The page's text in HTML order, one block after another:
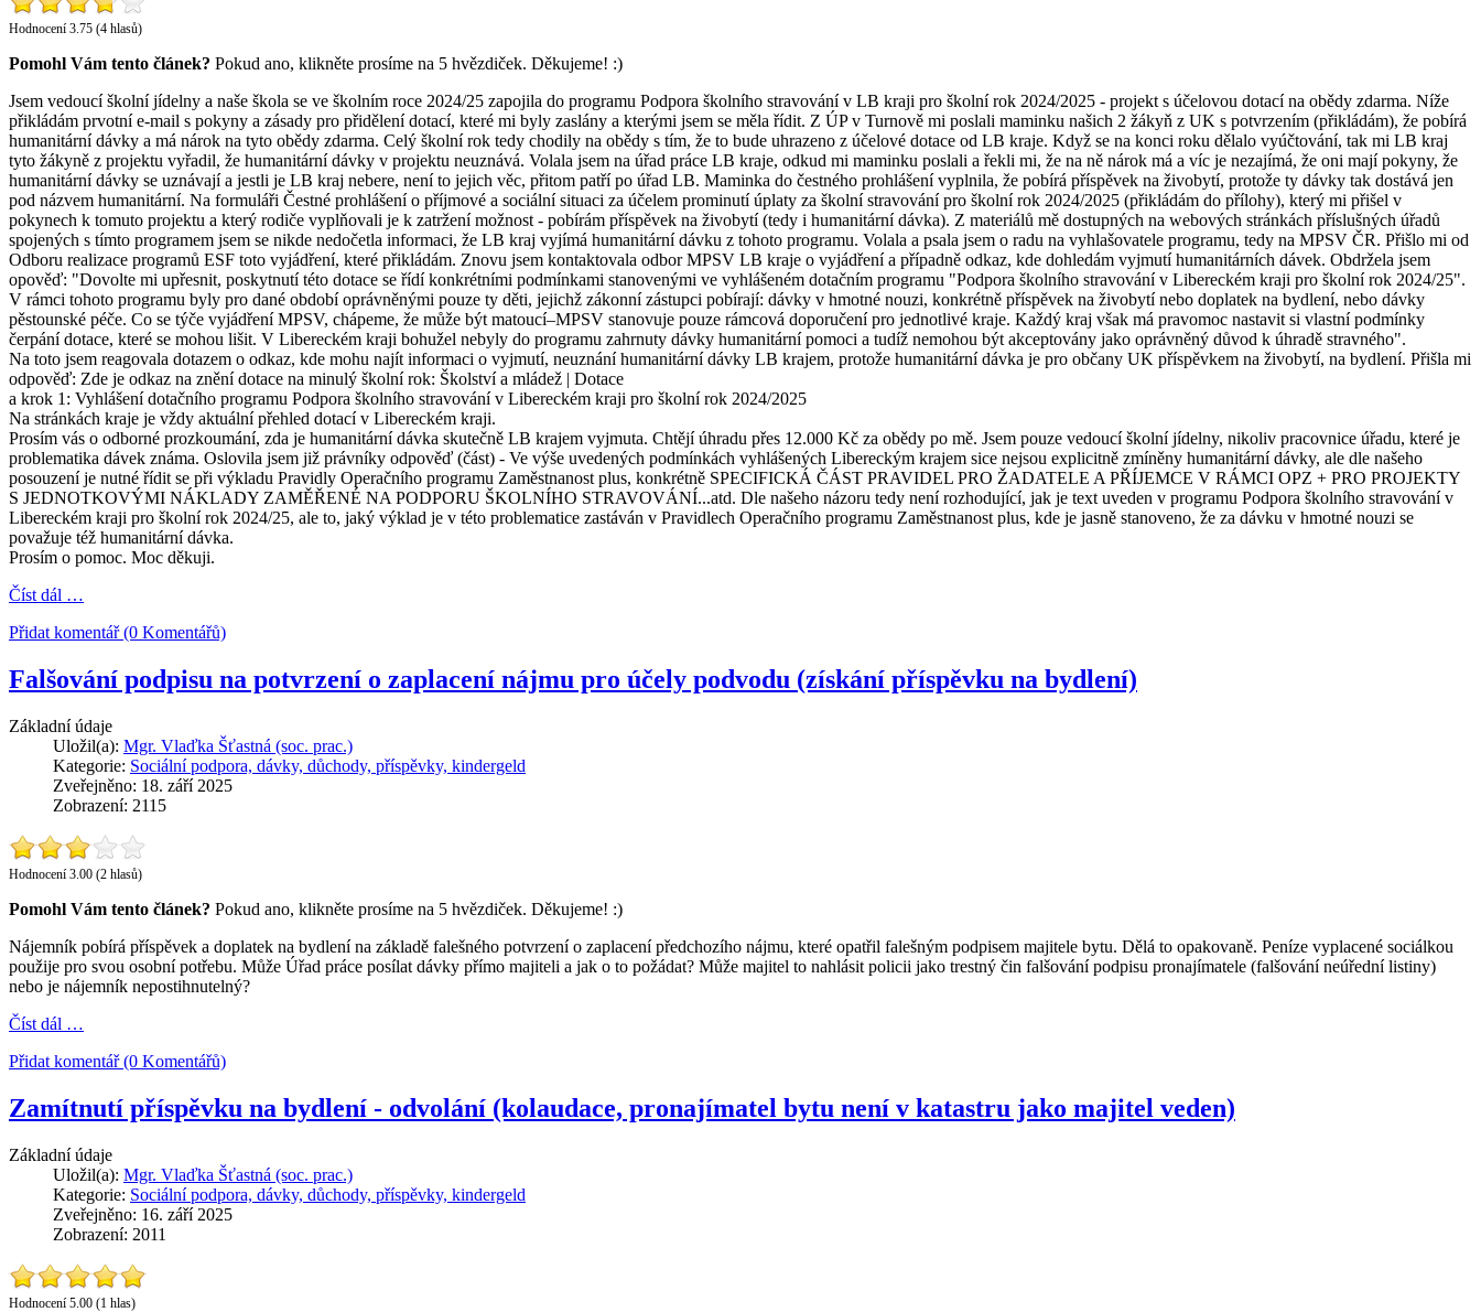
Hodnocení 3.75 (4 hlasů)
Pomohl Vám tento článek? Pokud ano, klikněte prosíme na 5 hvězdiček. Děkujeme! :)
Jsem vedoucí školní jídelny a naše škola se ve školním roce 2024/25 zapojila do programu Podpora školního stravování v LB kraji pro školní rok 2024/2025 - projekt s účelovou dotací na obědy zdarma. Níže
přikládám prvotní e-mail s pokyny a zásady pro přidělení dotací, které mi byly zaslány a kterými jsem se měla řídit. Z ÚP v Turnově mi poslali maminku našich 2 žákyň z UK s potvrzením (přikládám), že pobírá
humanitární dávky a má nárok na tyto obědy zdarma. Celý školní rok tedy chodily na obědy s tím, že to bude uhrazeno z účelové dotace od LB kraje. Když se na konci roku dělalo vyúčtování, tak mi LB kraj
tyto žákyně z projektu vyřadil, že humanitární dávky v projektu neuznává. Volala jsem na úřad práce LB kraje, odkud mi maminku poslali a řekli mi, že na ně nárok má a víc je nezajímá, že oni mají pokyny, že
humanitární dávky se uznávají a jestli je LB kraj nebere, není to jejich věc, přitom patří po úřad LB. Maminka do čestného prohlášení vyplnila, že pobírá příspěvek na živobytí, protože ty dávky tak dostává jen
pod názvem humanitární. Na formuláři Čestné prohlášení o příjmové a sociální situaci za účelem prominutí úplaty za školní stravování pro školní rok 2024/2025 (přikládám do přílohy), který mi přišel v
pokynech k tomuto projektu a který rodiče vyplňovali je k zatržení možnost - pobírám příspěvek na živobytí (tedy i humanitární dávka). Z materiálů mě dostupných na webových stránkách příslušných úřadů
spojených s tímto programem jsem se nikde nedočetla informaci, že LB kraj vyjímá humanitární dávku z tohoto programu. Volala a psala jsem o radu na vyhlašovatele programu, tedy na MPSV ČR. Přišlo mi od
Odboru realizace programů ESF toto vyjádření, které přikládám. Znovu jsem kontaktovala odbor MPSV LB kraje o vyjádření a případně odkaz, kde dohledám vyjmutí humanitárních dávek. Obdržela jsem
opověď: "Dovolte mi upřesnit, poskytnutí této dotace se řídí konkrétními podmínkami stanovenými ve vyhlášeném dotačním programu "Podpora školního stravování v Libereckém kraji pro školní rok 2024/25".
V rámci tohoto programu byly pro dané období oprávněnými pouze ty děti, jejichž zákonní zástupci pobírají: dávky v hmotné nouzi, konkrétně příspěvek na živobytí nebo doplatek na bydlení, nebo dávky
pěstounské péče. Co se týče vyjádření MPSV, chápeme, že může být matoucí–MPSV stanovuje pouze rámcová doporučení pro jednotlivé kraje. Každý kraj však má pravomoc nastavit si vlastní podmínky
čerpání dotace, které se mohou lišit. V Libereckém kraji bohužel nebyly do programu zahrnuty dávky humanitární pomoci a tudíž nemohou být akceptovány jako oprávněný důvod k úhradě stravného".
Na toto jsem reagovala dotazem o odkaz, kde mohu najít informaci o vyjmutí, neuznání humanitární dávky LB krajem, protože humanitární dávka je pro občany UK příspěvkem na živobytí, na bydlení. Přišla mi
odpověď: Zde je odkaz na znění dotace na minulý školní rok: Školství a mládež | Dotace
a krok 1: Vyhlášení dotačního programu Podpora školního stravování v Libereckém kraji pro školní rok 2024/2025
Na stránkách kraje je vždy aktuální přehled dotací v Libereckém kraji.
Prosím vás o odborné prozkoumání, zda je humanitární dávka skutečně LB krajem vyjmuta. Chtějí úhradu přes 12.000 Kč za obědy po mě. Jsem pouze vedoucí školní jídelny, nikoliv pracovnice úřadu, které je
problematika dávek známa. Oslovila jsem již právníky odpověď (část) - Ve výše uvedených podmínkách vyhlášených Libereckým krajem sice nejsou explicitně zmíněny humanitární dávky, ale dle našeho
posouzení je nutné řídit se při výkladu Pravidly Operačního programu Zaměstnanost plus, konkrétně SPECIFICKÁ ČÁST PRAVIDEL PRO ŽADATELE A PŘÍJEMCE V RÁMCI OPZ + PRO PROJEKTY
S JEDNOTKOVÝMI NÁKLADY ZAMĚŘENÉ NA PODPORU ŠKOLNÍHO STRAVOVÁNÍ...atd. Dle našeho názoru tedy není rozhodující, jak je text uveden v programu Podpora školního stravování v
Libereckém kraji pro školní rok 2024/25, ale to, jaký výklad je v této problematice zastáván v Pravidlech Operačního programu Zaměstnanost plus, kde je jasně stanoveno, že za dávku v hmotné nouzi se
považuje též humanitární dávka.
Prosím o pomoc. Moc děkuji.
Číst dál …
Přidat komentář (0 Komentářů)
Falšování podpisu na potvrzení o zaplacení nájmu pro účely podvodu (získání příspěvku na bydlení)
Základní údaje
Uložil(a): Mgr. Vlaďka Šťastná (soc. prac.)
Kategorie: Sociální podpora, dávky, důchody, příspěvky, kindergeld
Zveřejněno: 18. září 2025
Zobrazení: 2115
Hodnocení 3.00 (2 hlasů)
Pomohl Vám tento článek? Pokud ano, klikněte prosíme na 5 hvězdiček. Děkujeme! :)
Nájemník pobírá příspěvek a doplatek na bydlení na základě falešného potvrzení o zaplacení předchozího nájmu, které opatřil falešným podpisem majitele bytu. Dělá to opakovaně. Peníze vyplacené sociálkou
použije pro svou osobní potřebu. Může Úřad práce posílat dávky přímo majiteli a jak o to požádat? Může majitel to nahlásit policii jako trestný čin falšování podpisu pronajímatele (falšování neúřední listiny)
nebo je nájemník nepostihnutelný?
Číst dál …
Přidat komentář (0 Komentářů)
Zamítnutí příspěvku na bydlení - odvolání (kolaudace, pronajímatel bytu není v katastru jako majitel veden)
Základní údaje
Uložil(a): Mgr. Vlaďka Šťastná (soc. prac.)
Kategorie: Sociální podpora, dávky, důchody, příspěvky, kindergeld
Zveřejněno: 16. září 2025
Zobrazení: 2011
Hodnocení 5.00 (1 hlas)